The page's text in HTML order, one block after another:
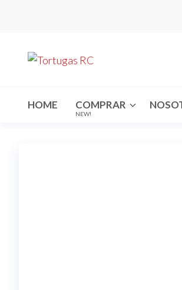
HOME COMPRAR
NEW!